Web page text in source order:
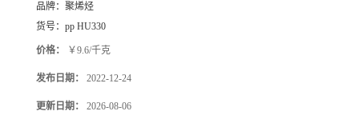
品牌： 聚烯烃
货号： pp HU330
价格： ￥9.6/千克
发布日期： 2022-12-24
更新日期： 2026-08-06